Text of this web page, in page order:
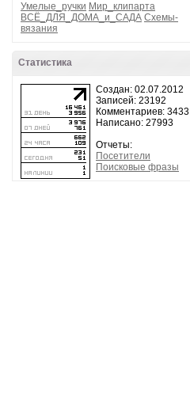
Умелые_ручки Мир_клипарта
ВСЁ_ДЛЯ_ДОМА_и_САДА Схемы-
вязания
Статистика
Создан: 02.07.2012
Записей: 23192
Комментариев: 3433
Написано: 27993
Отчеты:
Посетители
Поисковые фразы